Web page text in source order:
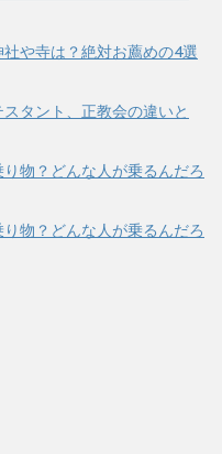
や寺は？絶対お薦めの4選
タント、正教会の違いと
物？どんな人が乗るんだろ
物？どんな人が乗るんだろ